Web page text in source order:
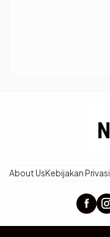
About UsKebijakan Privasi